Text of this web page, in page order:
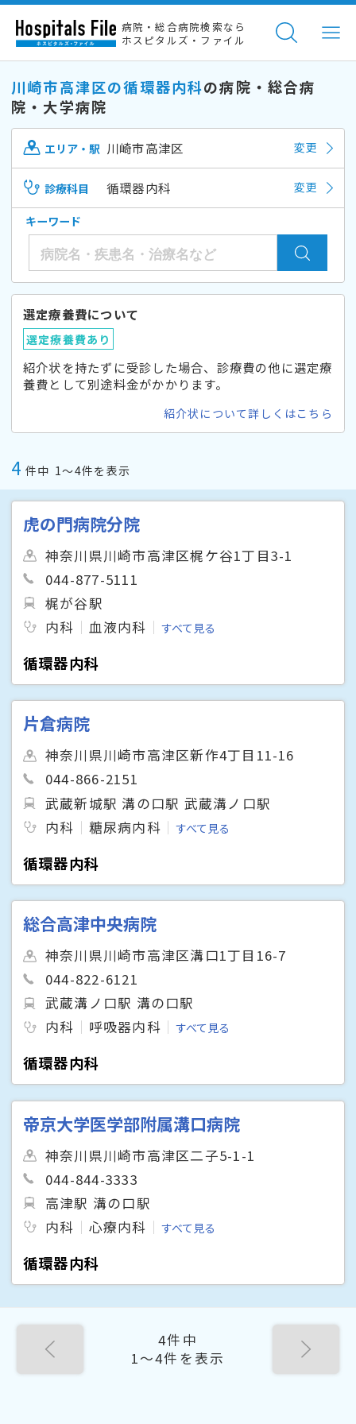
病院・総合病院検索なら
ホスピタルズ・ファイル
川崎市高津区の循環器内科の病院・総合病
院・大学病院
エリア・駅 川崎市高津区 変更
診療科目 循環器内科 変更
キーワード
選定療養費について
選定療養費あり
紹介状を持たずに受診した場合、診療費の他に選定療
養費として別途料金がかかります。
紹介状について詳しくはこちら
4 件中 1〜4件を表示
虎の門病院分院
神奈川県川崎市高津区梶ケ谷1丁目3-1
044-877-5111
梶が谷駅
内科
血液内科 すべて見る
循環器内科
片倉病院
神奈川県川崎市高津区新作4丁目11-16
044-866-2151
武蔵新城駅 溝の口駅 武蔵溝ノ口駅
内科
糖尿病内科 すべて見る
循環器内科
総合高津中央病院
神奈川県川崎市高津区溝口1丁目16-7
044-822-6121
武蔵溝ノ口駅 溝の口駅
内科
呼吸器内科 すべて見る
循環器内科
帝京大学医学部附属溝口病院
神奈川県川崎市高津区二子5-1-1
044-844-3333
高津駅 溝の口駅
内科
心療内科 すべて見る
循環器内科
4件中
1〜4件を表示